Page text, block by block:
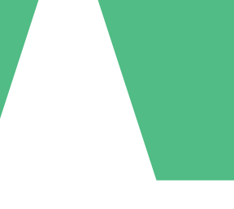
Credits. Keine monatliche Verpflichtung